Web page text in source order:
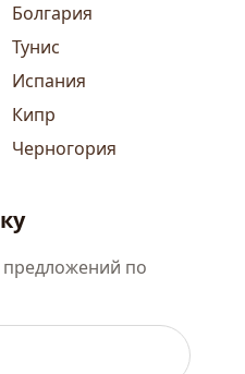
Болгария
Тунис
Испания
Кипр
Черногория
предложений по